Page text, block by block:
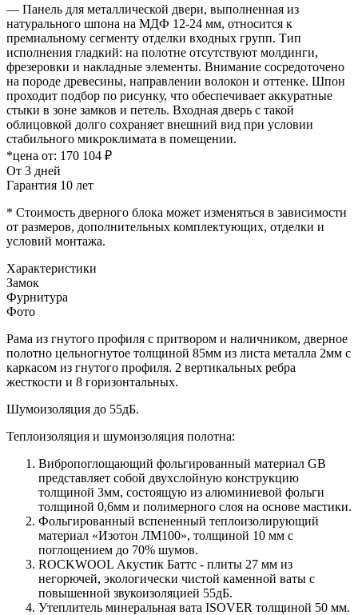
— Панель для металлической двери, выполненная из
натурального шпона на МДФ 12-24 мм, относится к
премиальному сегменту отделки входных групп. Тип
исполнения гладкий: на полотне отсутствуют молдинги,
фрезеровки и накладные элементы. Внимание сосредоточено
на породе древесины, направлении волокон и оттенке. Шпон
проходит подбор по рисунку, что обеспечивает аккуратные
стыки в зоне замков и петель. Входная дверь с такой
облицовкой долго сохраняет внешний вид при условии
стабильного микроклимата в помещении.
*цена от: 170 104 ₽
От 3 дней
Гарантия 10 лет
* Стоимость дверного блока может изменяться в зависимости
от размеров, дополнительных комплектующих, отделки и
условий монтажа.
Характеристики
Замок
Фурнитура
Фото
Рама из гнутого профиля с притвором и наличником, дверное
полотно цельногнутое толщиной 85мм из листа металла 2мм c
каркасом из гнутого профиля. 2 вертикальных ребра
жесткости и 8 горизонтальных.
Шумоизоляция до 55дБ.
Теплоизоляция и шумоизоляция полотна:
Вибропоглощающий фольгированный материал GB
представляет собой двухслойную конструкцию
толщиной 3мм, состоящую из алюминиевой фольги
толщиной 0,6мм и полимерного слоя на основе мастики.
Фольгированный вспененный теплоизолирующий
материал «Изотон ЛМ100», толщиной 10 мм с
поглощением до 70% шумов.
ROCKWOOL Акустик Баттс - плиты 27 мм из
негорючей, экологически чистой каменной ваты с
повышенной звукоизоляцией 55дБ.
Утеплитель минеральная вата ISOVER толщиной 50 мм.